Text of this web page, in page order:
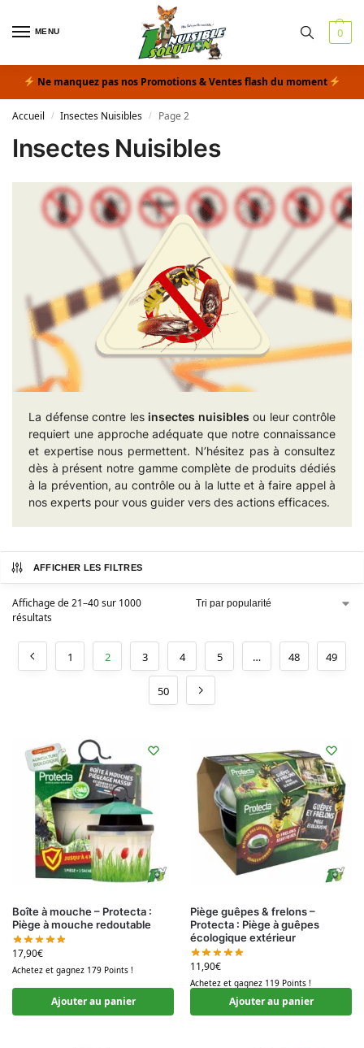
MENU 0
Ne manquez pas nos Promotions & Ventes flash du moment
Accueil / Insectes Nuisibles / Page 2
Insectes Nuisibles
La défense contre les insectes nuisibles ou leur contrôle
requiert une approche adéquate que notre connaissance
et expertise nous permettent. N’hésitez pas à consultez
dès à présent notre gamme complète de produits dédiés
à la prévention, au contrôle ou à la lutte et à faire appel à
nos experts pour vous guider vers des actions efficaces.
AFFICHER LES FILTRES
Affichage de 21–40 sur 1000
résultats
1 2 3 4 5 … 48 49
50
Boîte à mouche – Protecta :
Piège à mouche redoutable
17,90€
Achetez et gagnez 179 Points !
Ajouter au panier
Piège guêpes & frelons –
Protecta : Piège à guêpes
écologique extérieur
11,90€
Achetez et gagnez 119 Points !
Ajouter au panier